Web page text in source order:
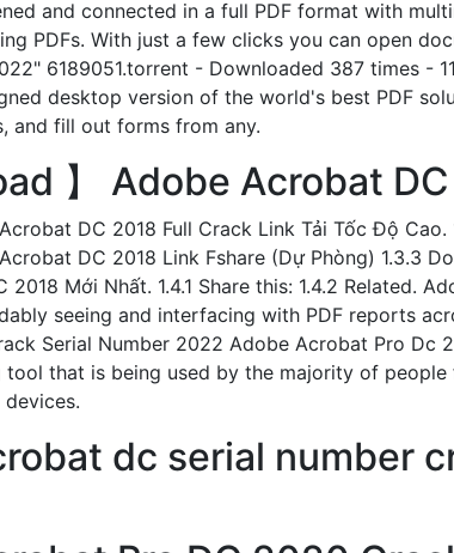
and connected in a full PDF format with
PDFs. With just a few clicks you can open
6189051.torrent - Downloaded 387 times -
desktop version of the world's best PDF
and fill out forms from any.
】 Adobe Acrobat
DC 2018 Full Crack Link Tải Tốc Độ
DC 2018 Link Fshare (Dự Phòng) 1.3.3
2018 Mới Nhất. 1.4.1 Share this: 1.4.2 Related.
seeing and interfacing with PDF reports
Serial Number 2022 Adobe Acrobat Pro Dc
that is being used by the majority of
dc serial number